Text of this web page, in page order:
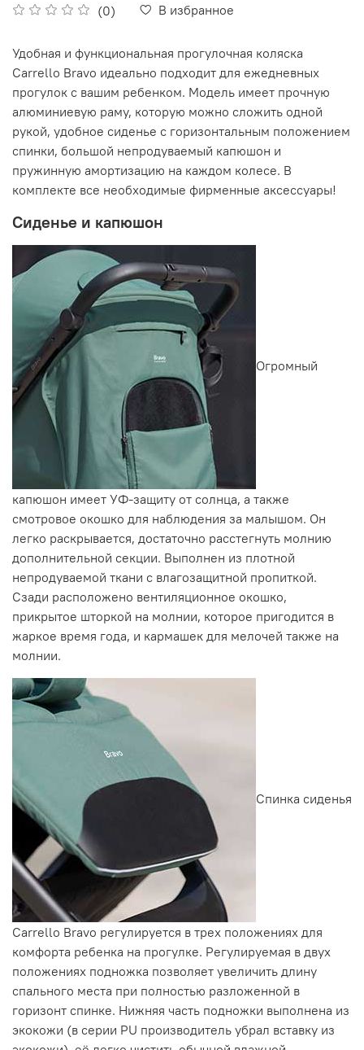
(0) В избранное
Удобная и функциональная прогулочная коляска
Carrello Bravo идеально подходит для ежедневных
прогулок с вашим ребенком. Модель имеет прочную
алюминиевую раму, которую можно сложить одной
рукой, удобное сиденье с горизонтальным положением
спинки, большой непродуваемый капюшон и
пружинную амортизацию на каждом колесе. В
комплекте все необходимые фирменные аксессуары!
Сиденье и капюшон
Огромный
капюшон имеет УФ-защиту от солнца, а также
смотровое окошко для наблюдения за малышом. Он
легко раскрывается, достаточно расстегнуть молнию
дополнительной секции. Выполнен из плотной
непродуваемой ткани с влагозащитной пропиткой.
Сзади расположено вентиляционное окошко,
прикрытое шторкой на молнии, которое пригодится в
жаркое время года, и кармашек для мелочей также на
молнии.
Спинка сиденья
Carrello Bravo регулируется в трех положениях для
комфорта ребенка на прогулке. Регулируемая в двух
положениях подножка позволяет увеличить длину
спального места при полностью разложенной в
горизонт спинке. Нижняя часть подножки выполнена из
экокожи (в серии PU производитель убрал вставку из